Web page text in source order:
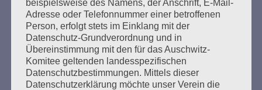
Seitennummerierung
der
Beiträge
Zurück 26
beispielsweise des Namens, der Anschrift, E-Mail-
Adresse oder Telefonnummer einer betroffenen
Person, erfolgt stets im Einklang mit der
Datenschutz-Grundverordnung und in
Übereinstimmung mit den für das Auschwitz-
Komitee geltenden landesspezifischen
Datenschutzbestimmungen. Mittels dieser
Datenschutzerklärung möchte unser Verein die